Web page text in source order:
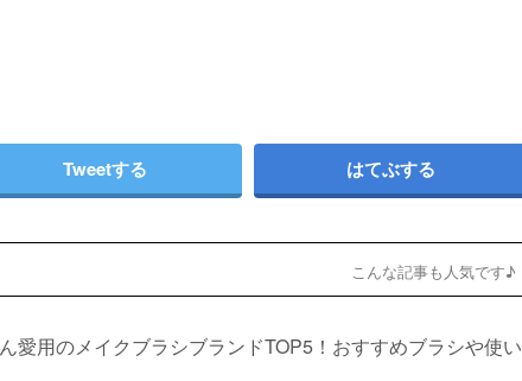
Tweetする はてぶする
こんな記事も人気です♪
愛用のメイクブラシブランドTOP5！おすすめブラシや使い